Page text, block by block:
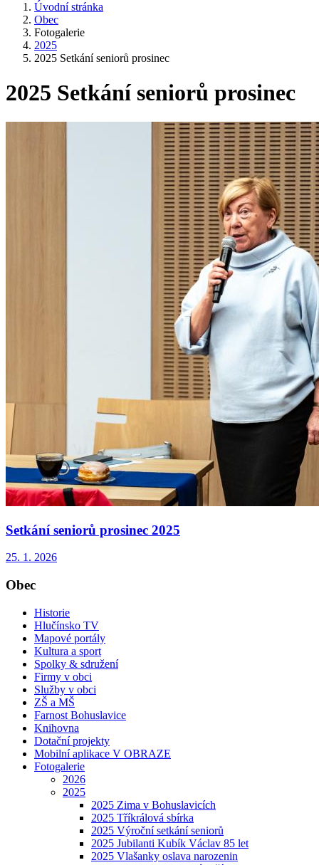
Úvodní stránka
Obec
Fotogalerie
2025
2025 Setkání seniorů prosinec
2025 Setkání seniorů prosinec
Setkání seniorů prosinec 2025
25. 1. 2026
Obec
Historie
Hlučínsko TV
Mapové portály
Kultura a sport
Spolky & sdružení
Firmy v obci
Služby v obci
ZŠ a MŠ
Farnost Bohuslavice
Knihovna
Dotační projekty
Mobilní aplikace V OBRAZE
Fotogalerie
2026
2025
2025 Zima v Bohuslavicích
2025 Tříkrálová sbírka
2025 Výroční setkání seniorů
2025 Jubilanti Kubík Václav 85 let
2025 Vlašanky oslava narozenin